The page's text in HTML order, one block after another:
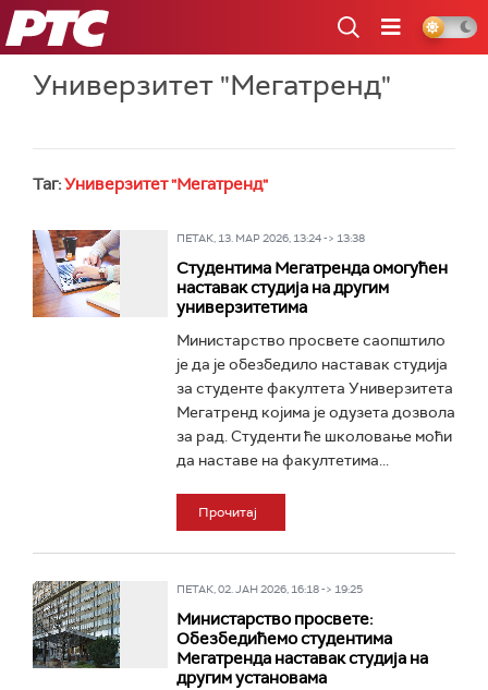
РТС
Универзитет "Мегатренд"
Таг:Универзитет "Мегатренд"
ПЕТАК, 13. МАР 2026, 13:24 -> 13:38
Студентима Мегатренда омогућен
наставак студија на другим
универзитетима
Министарство просвете саопштило
је да је обезбедило наставак студија
за студенте факултета Универзитета
Мегатренд којима је одузета дозвола
за рад. Студенти ће школовање моћи
да наставе на факултетима...
Прочитај
ПЕТАК, 02. ЈАН 2026, 16:18 -> 19:25
Министарство просвете:
Обезбедићемо студентима
Мегатренда наставак студија на
другим установама